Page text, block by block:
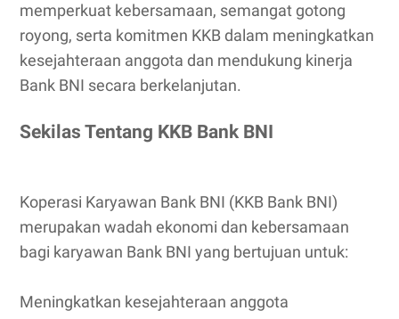
memperkuat kebersamaan, semangat gotong
royong, serta komitmen KKB dalam meningkatkan
kesejahteraan anggota dan mendukung kinerja
Bank BNI secara berkelanjutan.
Sekilas Tentang KKB Bank BNI
Koperasi Karyawan Bank BNI (KKB Bank BNI)
merupakan wadah ekonomi dan kebersamaan
bagi karyawan Bank BNI yang bertujuan untuk:
Meningkatkan kesejahteraan anggota